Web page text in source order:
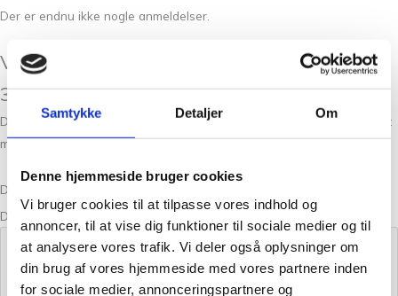
Samtykke Detaljer Om
Denne hjemmeside bruger cookies
Vi bruger cookies til at tilpasse vores indhold og
annoncer, til at vise dig funktioner til sociale medier og til
at analysere vores trafik. Vi deler også oplysninger om
din brug af vores hjemmeside med vores partnere inden
for sociale medier, annonceringspartnere og
Der er endnu ikke nogle anmeldelser.
Vær den første til at anmelde “Tilia Playa
329”
Din e-mailadresse vil ikke blive publiceret.
Krævede felter er markeret
med*
Din bedømmelse
Din anmeldelse